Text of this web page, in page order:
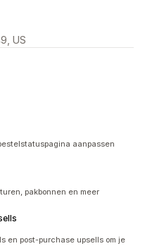
US
aanpassen
pakbonnen en meer
en post-purchase upsells om je